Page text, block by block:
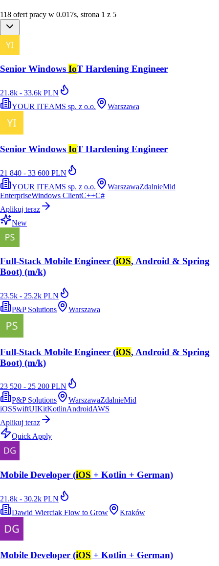
118 ofert pracy w 0.017s, strona 1 z 5
Senior Windows IoT Hardening Engineer
21.8k - 33.6k PLN
YOUR ITEAMS sp. z o.o.
Warszawa
Senior Windows IoT Hardening Engineer
21 840 - 33 600 PLN
YOUR ITEAMS sp. z o.o.
WarszawaZdalnieMid
EnterpriseWindows ClientC++C#
Aplikuj teraz
New
Full-Stack Mobile Engineer (iOS, Android & Spring
Boot) (m/k)
23.5k - 25.2k PLN
P&P Solutions
Warszawa
Full-Stack Mobile Engineer (iOS, Android & Spring
Boot) (m/k)
23 520 - 25 200 PLN
P&P Solutions
WarszawaZdalnieMid
iOSSwiftUIKitKotlinAndroidAWS
Aplikuj teraz
Quick Apply
Mobile Developer (iOS + Kotlin + German)
21.8k - 30.2k PLN
Dawid Wierciak Flow to Grow
Kraków
Mobile Developer (iOS + Kotlin + German)